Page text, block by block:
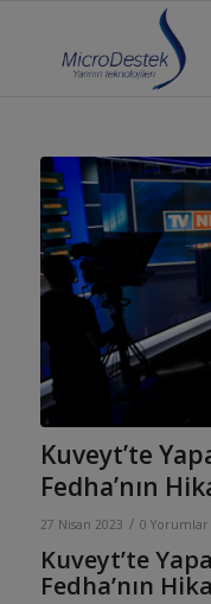
Kuveyt’te
Fedha’nın
27 Nisan 2023 / 0 Yorumlar
Kuveyt’te
Fedha’nın